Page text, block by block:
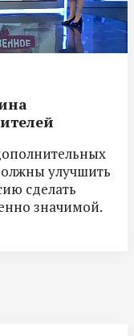
улучшить
сделать
значимой.